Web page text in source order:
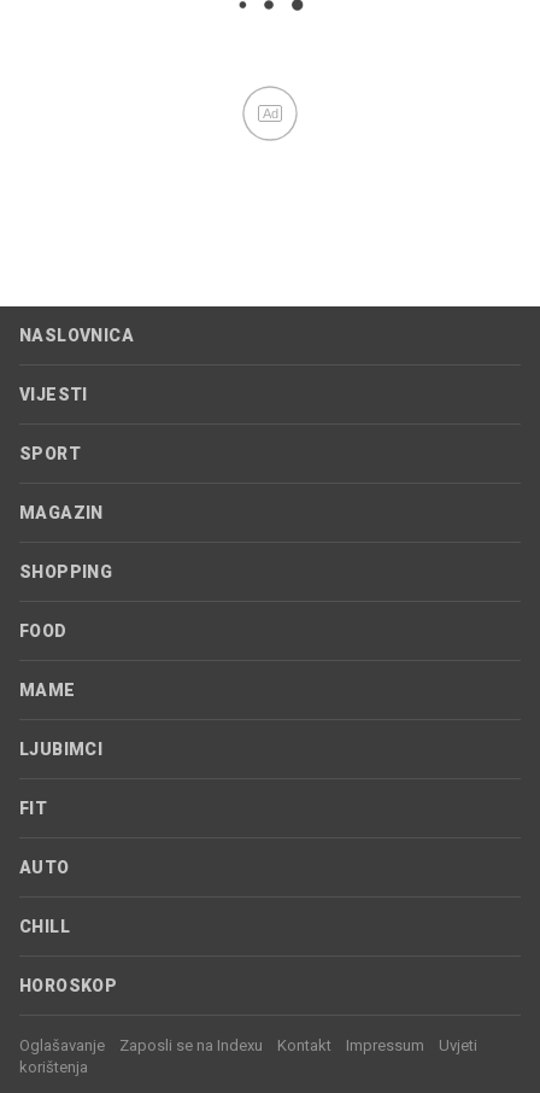
Ad
NASLOVNICA
VIJESTI
SPORT
MAGAZIN
SHOPPING
FOOD
MAME
LJUBIMCI
FIT
AUTO
CHILL
HOROSKOP
Oglašavanje Zaposli se na Indexu Kontakt Impressum
Uvjeti
korištenja